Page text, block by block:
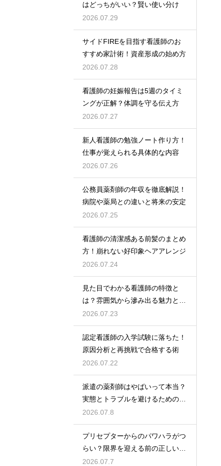
はどっちがいい？賢い使い分け
2026.07.29
サイドFIREを目指す看護師のお
すすめ家計術！資産形成の始め方
2026.07.28
看護師の妊娠報告は5週のタイミ
ングが正解？体調を守る伝え方
2026.07.27
新人看護師の勉強ノート作り方！
仕事が覚えられる具体的な内容
2026.07.26
公務員薬剤師の年収を徹底解説！
病院や薬局との違いと将来の安定
2026.07.25
看護師の清潔感ある前髪のまとめ
方！崩れない好印象ヘアアレンジ
2026.07.24
見た目でわかる看護師の特徴と
は？雰囲気から滲み出る魅力と秘
密
2026.07.23
認定看護師の入学試験に落ちた！
原因分析と再挑戦で合格する術
2026.07.22
派遣の薬剤師はやばいって本当？
実態とトラブルを避けるための働
き方を解説
2026.07.8
プリセプターからのパワハラがつ
らい？限界を迎える前の正しい対
処法
2026.07.7